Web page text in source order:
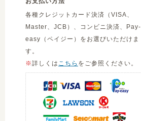
各種クレジットカード決済（VISA、
Master、JCB）、コンビニ決済、Pay-
easy（ペイジー）をお選びいただけま
す。
※詳しくは こちら をご参照ください。